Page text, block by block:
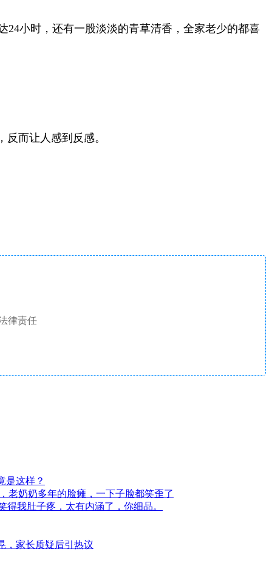
24小时，还有一股淡淡的青草清香，全家老少的都喜
而让人感到反感。
律责任
是这样？
老奶奶多年的脸瘫，一下子脸都笑歪了
我肚子疼，太有内涵了，你细品。
，家长质疑后引热议